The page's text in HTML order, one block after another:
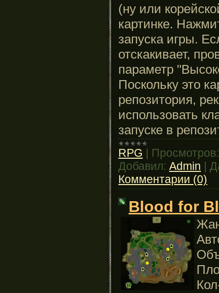
(ну или
картинке.
запуска игры.
отскакивает,
параметр
Поскольку это
репозитория,
использовать
запуске в
RPG
Просмотров:
Добавил: Admin
Комментарии (0)
Blood for